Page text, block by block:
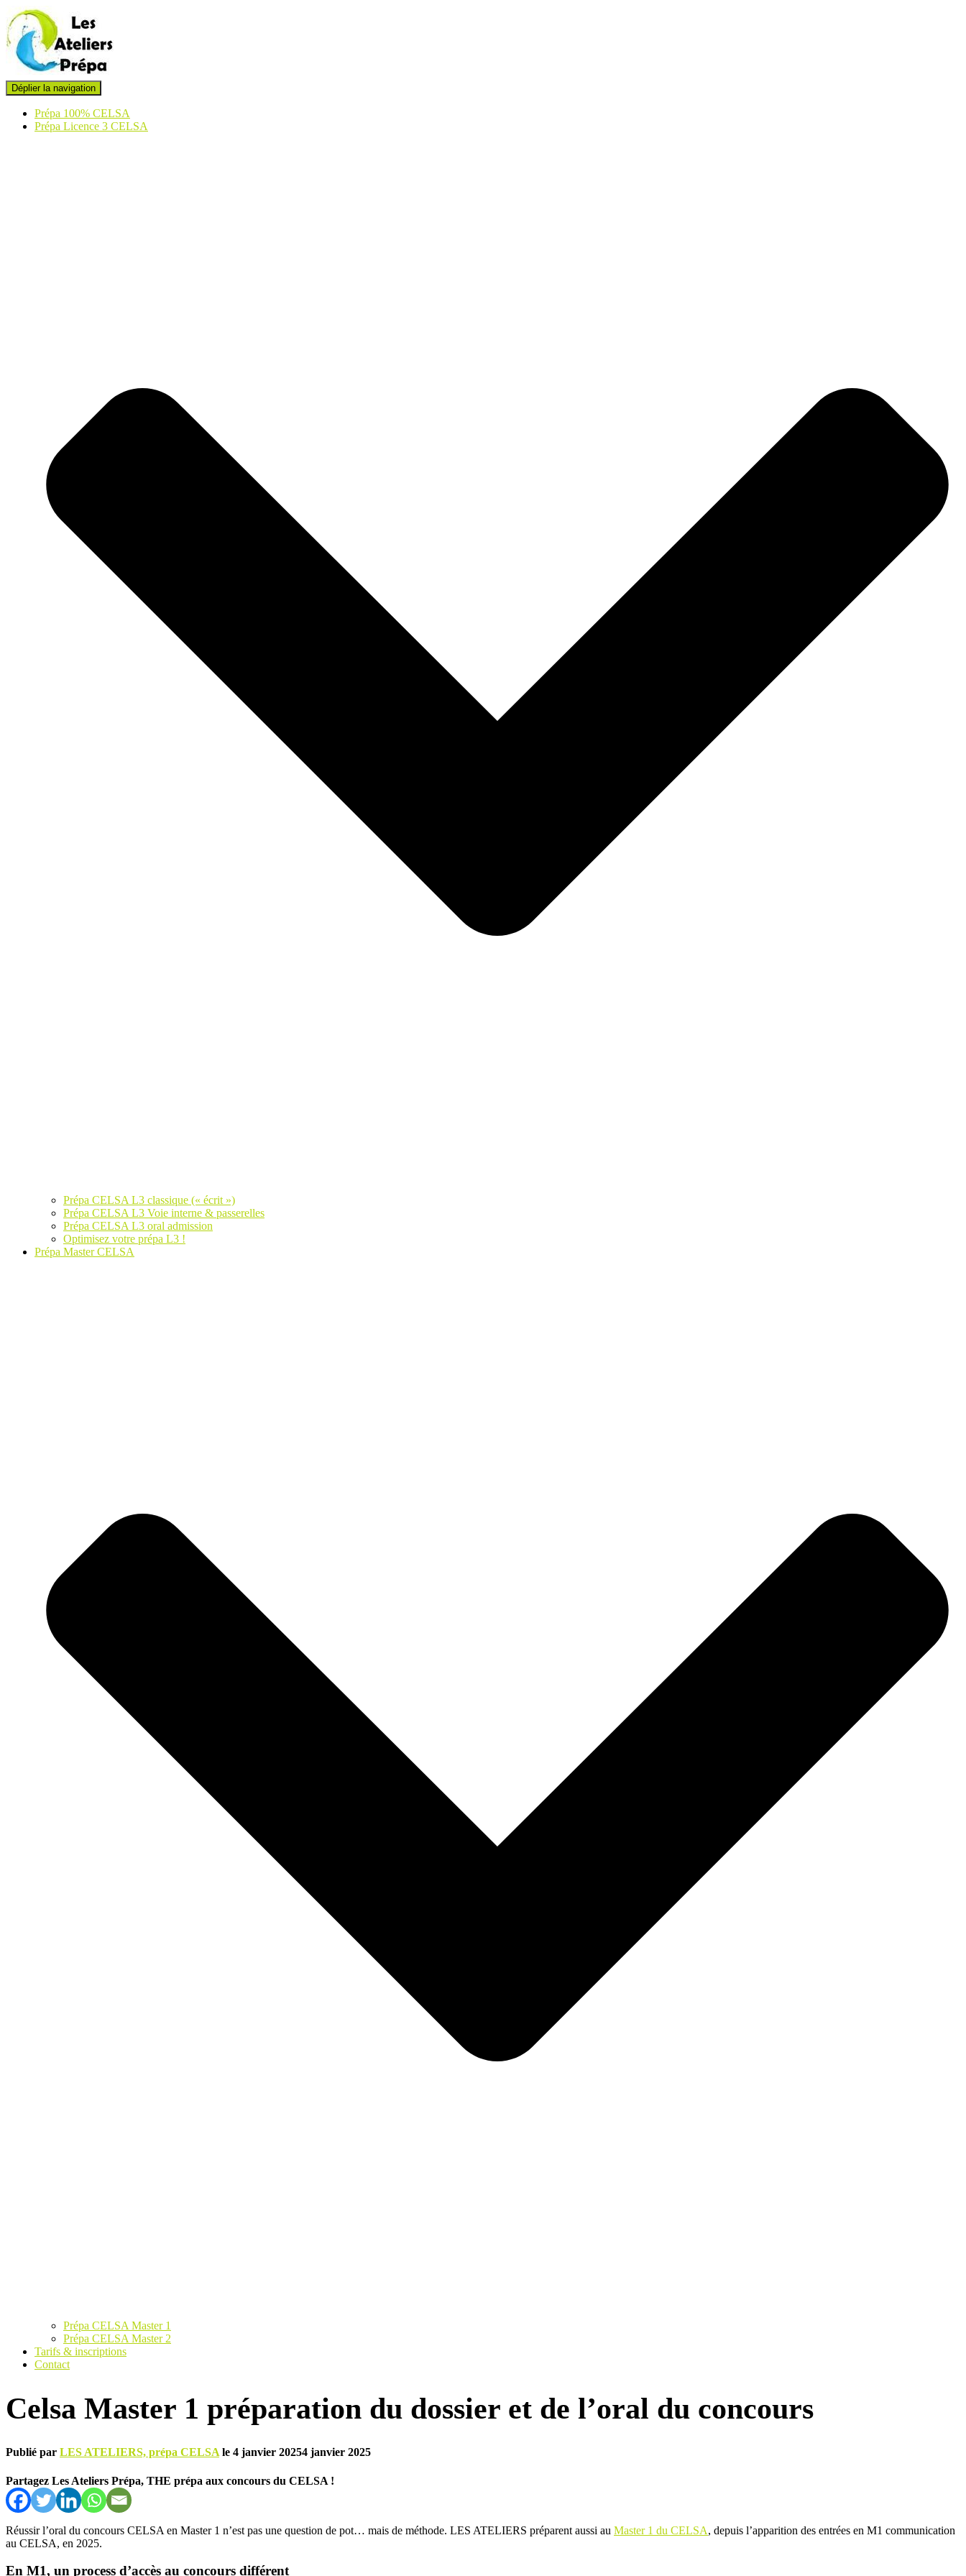
Déplier la navigation
Prépa 100% CELSA
Prépa Licence 3 CELSA
Prépa CELSA L3 classique (« écrit »)
Prépa CELSA L3 Voie interne & passerelles
Prépa CELSA L3 oral admission
Optimisez votre prépa L3 !
Prépa Master CELSA
Prépa CELSA Master 1
Prépa CELSA Master 2
Tarifs & inscriptions
Contact
Celsa Master 1 préparation du dossier et de l’oral du concours
Publié par LES ATELIERS, prépa CELSA le 4 janvier 20254 janvier 2025
Partagez Les Ateliers Prépa, THE prépa aux concours du CELSA !
Réussir l’oral du concours CELSA en Master 1 n’est pas une question de pot… mais de méthode. LES ATELIERS préparent aussi au Master 1 du CELSA, depuis l’apparition des entrées en M1 communication
au CELSA, en 2025.
En M1, un process d’accès au concours différent